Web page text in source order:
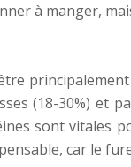
à manger,
(18-30%)
sont
car le